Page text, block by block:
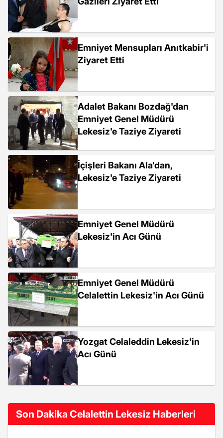
Emniyet Mensupları Anıtkabir'i
Ziyaret Etti
Adalet Bakanı Bozdağ'dan
Emniyet Genel Müdürü
Lekesiz'e Taziye Ziyareti
İçişleri Bakanı Ala'dan,
Lekesiz'e Taziye Ziyareti
Emniyet Genel Müdürü
Lekesiz'in Acı Günü
Emniyet Genel Müdürü
Celalettin Lekesiz'in Acı Günü
Yozgat Celaleddin Lekesiz'in
Acı Günü
Son Dakika Celalettin Lekesiz Haberleri